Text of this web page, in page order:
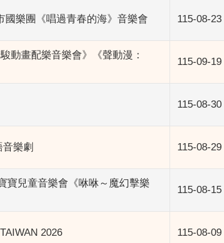
國樂團《唱過青春的海》音樂會 115-08-23
動畫配樂音樂會》《聲動漫：
115-09-19
115-08-30
樂劇 115-08-29
寶兒童音樂會《咻咻～魔幻擊樂
115-08-15
2026 115-08-09